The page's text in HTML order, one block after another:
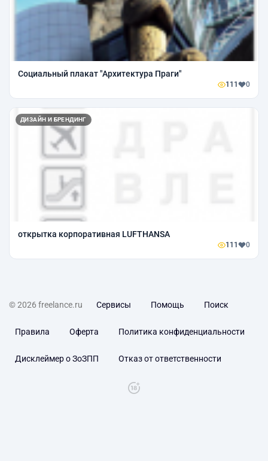
Социальный плакат "Архитектура Праги"
111 0
ДИЗАЙН И БРЕНДИНГ
открытка корпоративная LUFTHANSA
111 0
© 2026 freelance.ru Сервисы Помощь Поиск
Правила Оферта Политика конфиденциальности
Дисклеймер о ЗоЗПП Отказ от ответственности